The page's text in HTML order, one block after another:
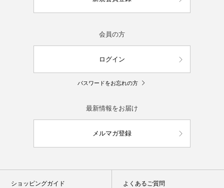
会員の方
ログイン
パスワードをお忘れの方
最新情報をお届け
メルマガ登録
ショッピングガイド よくあるご質問